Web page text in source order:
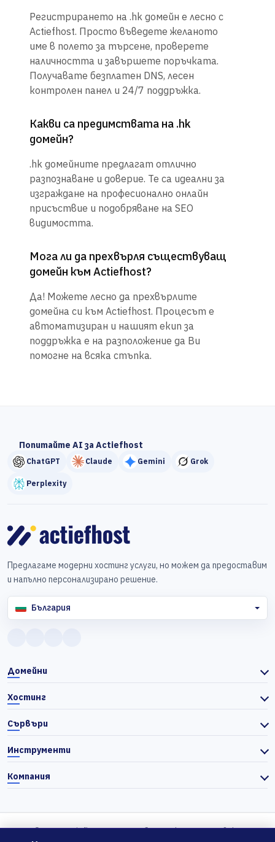
Регистрирането на .hk домейн е лесно с
Actiefhost. Просто въведете желаното
име в полето за търсене, проверете
наличността и завършете поръчката.
Получавате безплатен DNS, лесен
контролен панел и 24/7 поддръжка.
Какви са предимствата на .hk
домейн?
.hk домейните предлагат отлично
разпознаване и доверие. Те са идеални за
изграждане на професионално онлайн
присъствие и подобряване на SEO
видимостта.
Мога ли да прехвърля съществуващ
домейн към Actiefhost?
Да! Можете лесно да прехвърлите
домейна си към Actiefhost. Процесът е
автоматизиран и нашият екип за
поддръжка е на разположение да Ви
помогне на всяка стъпка.
Попитайте AI за Actiefhost
ChatGPT Claude Gemini Grok
Perplexity
Предлагаме модерни хостинг услуги, но можем да предоставим
и напълно персонализирано решение.
България
Домейни
Хостинг
Сървъри
Инструменти
Компания
© 2026 Actiefhost. Съгласно българското търговско